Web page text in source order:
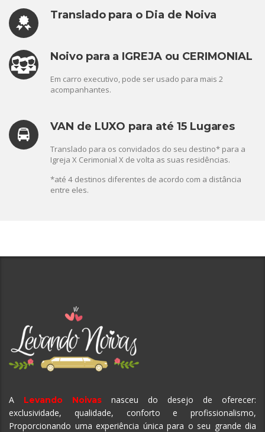
Translado para o Dia de Noiva
Noivo para a IGREJA ou CERIMONIAL
Em carro executivo, pode ser usado para mais 2
acompanhantes.
VAN de LUXO para até 15 Lugares
Translado para os convidados do seu destino* para a
Igreja X Cerimonial X de volta as suas residências.
*até 4 destinos diferentes de acordo com a distância
entre eles.
A Levando Noivas
nasceu do desejo de oferecer:
exclusividade, qualidade, conforto e profissionalismo,
Proporcionando uma experiência única para o seu grande dia